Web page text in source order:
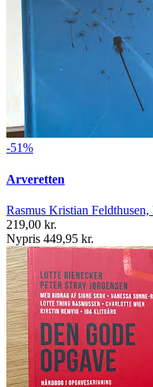
-51%
Arveretten
Rasmus Kristian
219,00 kr.
Nypris 449,95 kr.